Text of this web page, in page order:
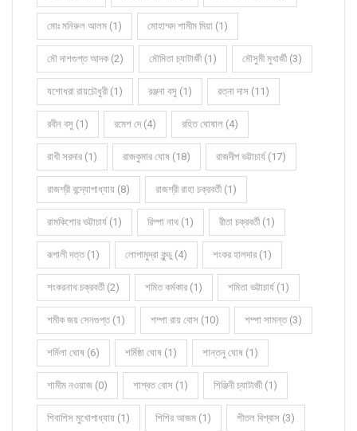
মোঃ মনিরুল আলম (1) মোহাম্মদ শামীম মিয়া (1)
মৌ দাশগুপ্ত আদক (2) মৌমিতা চ্যাটার্জী (1) মৌসুমী মুখার্জী (3)
যশোধরা রায়চৌধুরী (1) রঞ্জনা বসু (1) রত্না দাস (11)
রবীন বসু (1) রমেশ দে (4) রহিত ঘোষাল (4)
রাখী সরদার (1) রাজকুমার ঘোষ (18) রাজদীপ ভট্টাচার্য (17)
রাজশ্রী বন্দ্যোপাধ্যায় (8) রাজশ্রী রাহা চক্রবর্তী (1)
রামকিশোর ভট্টাচার্য (1) রিম্পা নাথ (1) রীতা চক্রবর্তী (1)
রূপালী দত্ত (1) লোপামুদ্রা কুন্ডু (4) শংকর হালদার (1)
শংকরনাথ চক্রবর্তী (2) শমিত কর্মকার (1) শমিতা ভট্টাচার্য (1)
শমীক জয় সেনগুপ্ত (1) শম্পা রায় বোস (10) শম্পা সামন্ত (3)
শর্মিলা ঘোষ (6) শর্মিষ্ঠা ঘোষ (1) শান্তনু ঘোষ (1)
শামীম নওয়াজ (0) শাশ্বত বোস (1) শিঞ্জিনী চ্যাটার্জী (1)
শিবাশিস মুখোপাধ্যায় (1) শিশির আজম (1) শীতল বিশ্বাস (3)